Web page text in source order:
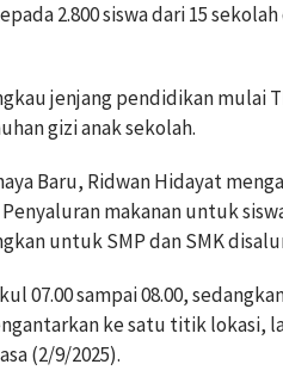
2.800 siswa dari 15
jenjang pendidikan mulai
gizi anak sekolah.
Baru, Ridwan Hidayat
makanan untuk
untuk SMP dan SMK
07.00 sampai 08.00,
ke satu titik lokasi,
(2/9/2025).